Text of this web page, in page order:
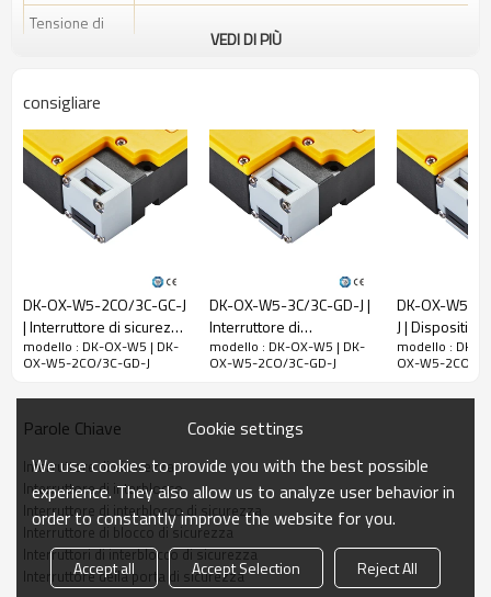
Tensione di
Corrente
nominale
200 mA (valore iniziale)
Potenza
nominale
4,8 W
Tensione di
isolamento
Tensione
nominale di
tenuta ad
impulso (Uimp) 2,5 kV
Corrente
termica
vuoto (Ith)
10A
Corrente di
cortocircuito
limitata
nominale
1000A
VEDI DI PIÙ
consigliare
DK-OX-W5-2CO/3C-GC-J
| Interruttore di sicurezza
per porta | DADISICK
modello : DK-OX-W5 | DK-
OX-W5-2CO/3C-GD-J
DK-OX-W5-3C/3C-GD-J |
Interruttore di
interblocco di sicurezza |
DADISICK
modello : DK-OX-W5 | DK-
OX-W5-2CO/3C-GD-J
DK-OX-W5-
J | Dispositivi
sicurezza |
modello : DK-
OX-W5-2CO/
Parole Chiave
Interruttore di sicurezza
Interruttore di interblocco
Interruttore di interblocco di sicurezza
Interruttore di blocco di sicurezza
Interruttori di interblocco di sicurezza
Interruttore della porta di sicurezza
Cookie settings
We use cookies to provide you with the best possible
experience. They also allow us to analyze user behavior in
order to constantly improve the website for you.
Accept all Accept Selection Reject All